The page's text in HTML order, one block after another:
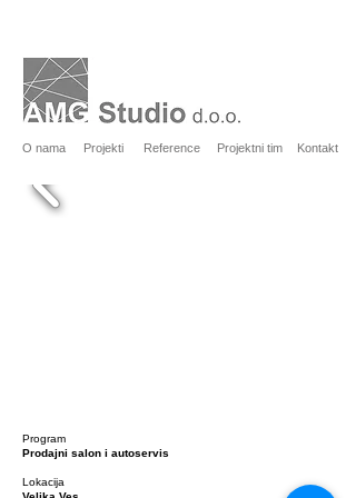
Program
Prodajni salon i autoservis
Lokacija
O nama Projekti Reference Projektni tim Kontakt